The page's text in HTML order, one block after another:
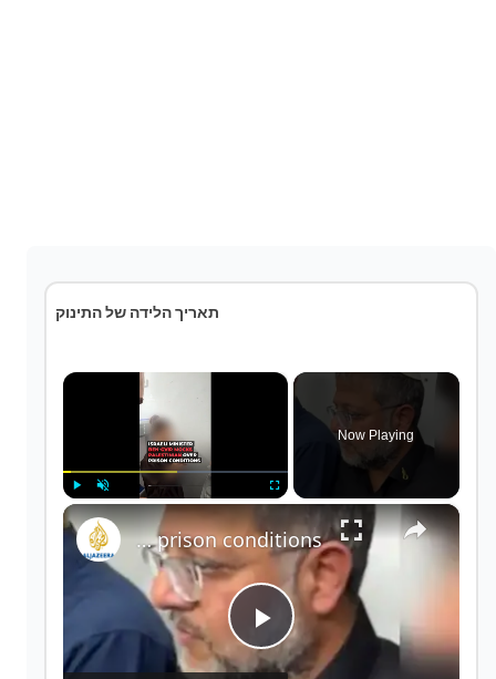
תאריך הלידה של התינוק
×
Now Playing
×
P
Ben-Gvir mocks Palestinian detainee over prison conditions